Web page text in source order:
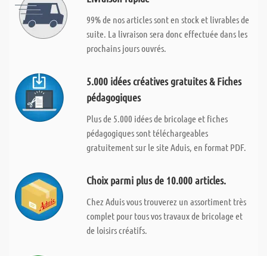
99% de nos articles sont en stock et livrables de
suite. La livraison sera donc effectuée dans les
prochains jours ouvrés.
5.000 idées créatives gratuites & Fiches
pédagogiques
Plus de 5.000 idées de bricolage et fiches
pédagogiques sont téléchargeables
gratuitement sur le site Aduis, en format PDF.
Choix parmi plus de 10.000 articles.
Chez Aduis vous trouverez un assortiment très
complet pour tous vos travaux de bricolage et
de loisirs créatifs.